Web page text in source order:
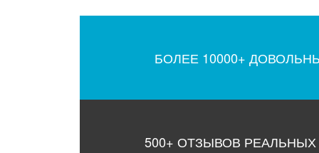
БОЛЕЕ 10000+
500+ ОТЗЫВОВ